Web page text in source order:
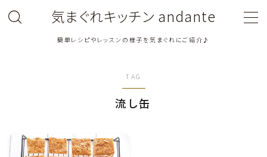
気まぐれキッチン andante
簡単レシピやレッスンの様子を気まぐれにご紹介♪
鶏肉料理
TAG
流し缶